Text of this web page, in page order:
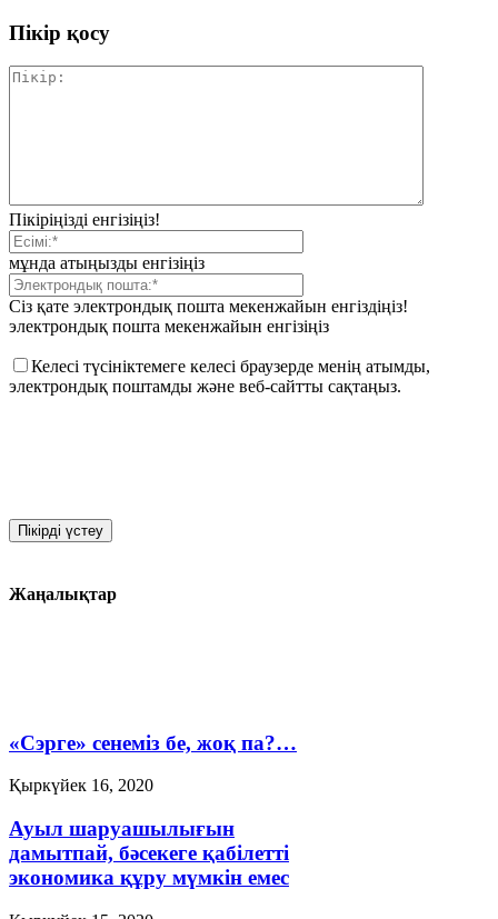
Пікір қосу
Пікіріңізді енгізіңіз!
мұнда атыңызды енгізіңіз
Сіз қате электрондық пошта мекенжайын енгіздіңіз!
электрондық пошта мекенжайын енгізіңіз
Келесі түсініктемеге келесі браузерде менің атымды,
электрондық поштамды және веб-сайтты сақтаңыз.
Жаңалықтар
«Сэрге» сенеміз бе, жоқ па?…
Қыркүйек 16, 2020
Ауыл шаруашылығын
дамытпай, бәсекеге қабілетті
экономика құру мүмкін емес